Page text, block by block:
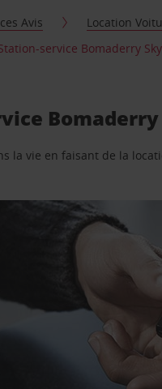
Avis Location
service Bomaderry
la vie en faisant de la